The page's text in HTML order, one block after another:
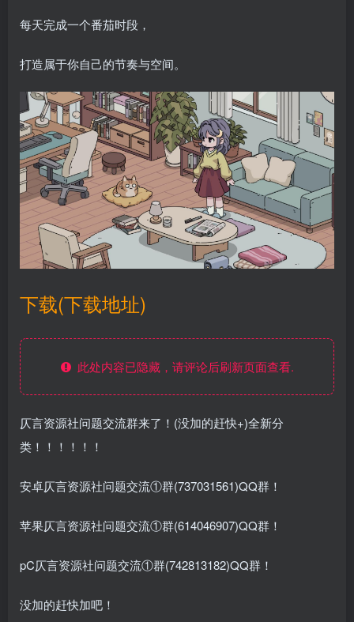
每天完成一个番茄时段，
打造属于你自己的节奏与空间。
下载(下载地址)
此处内容已隐藏，请评论后刷新页面查看.
仄言资源社问题交流群来了！(没加的赶快+)全新分
类！！！！！！
安卓仄言资源社问题交流①群(737031561)QQ群！
苹果仄言资源社问题交流①群(614046907)QQ群！
pC仄言资源社问题交流①群(742813182)QQ群！
没加的赶快加吧！